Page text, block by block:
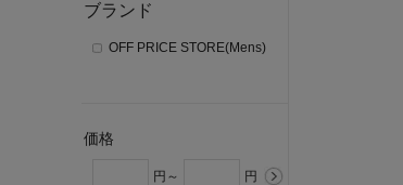
ブランド
OFF PRICE STORE(Mens)
価格
円～ 円